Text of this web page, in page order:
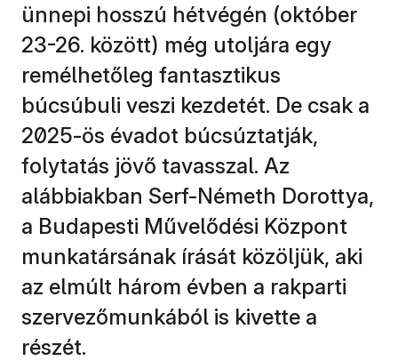
ünnepi hosszú hétvégén (október
23-26. között) még utoljára egy
remélhetőleg fantasztikus
búcsúbuli veszi kezdetét. De csak a
2025-ös évadot búcsúztatják,
folytatás jövő tavasszal. Az
alábbiakban Serf-Németh Dorottya,
a Budapesti Művelődési Központ
munkatársának írását közöljük, aki
az elmúlt három évben a rakparti
szervezőmunkából is kivette a
részét.